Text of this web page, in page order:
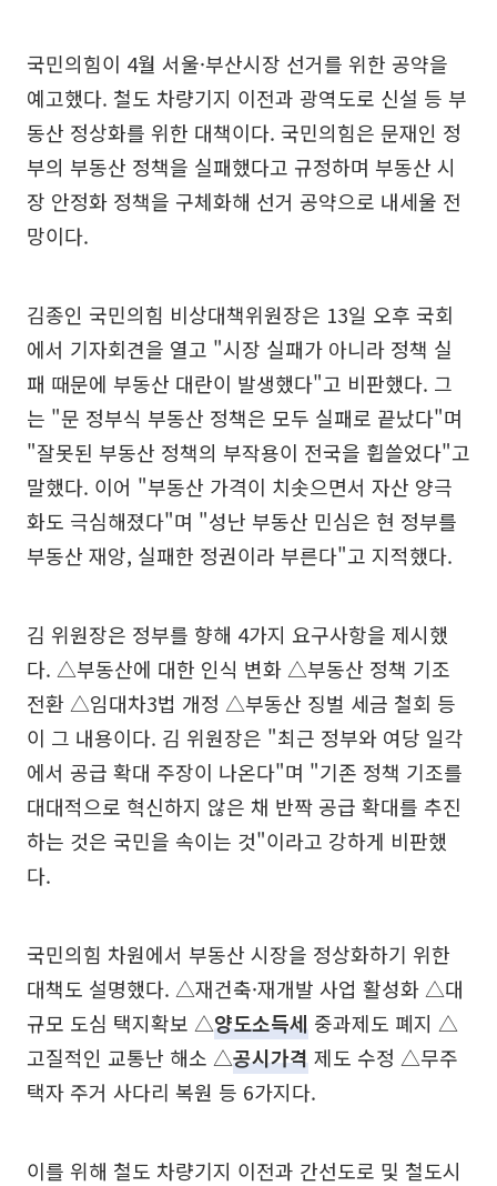
국민의힘이 4월 서울·부산시장 선거를 위한 공약을
예고했다. 철도 차량기지 이전과 광역도로 신설 등 부
동산 정상화를 위한 대책이다. 국민의힘은 문재인 정
부의 부동산 정책을 실패했다고 규정하며 부동산 시
장 안정화 정책을 구체화해 선거 공약으로 내세울 전
망이다.
김종인 국민의힘 비상대책위원장은 13일 오후 국회
에서 기자회견을 열고 "시장 실패가 아니라 정책 실
패 때문에 부동산 대란이 발생했다"고 비판했다. 그
는 "문 정부식 부동산 정책은 모두 실패로 끝났다"며
"잘못된 부동산 정책의 부작용이 전국을 휩쓸었다"고
말했다. 이어 "부동산 가격이 치솟으면서 자산 양극
화도 극심해졌다"며 "성난 부동산 민심은 현 정부를
부동산 재앙, 실패한 정권이라 부른다"고 지적했다.
김 위원장은 정부를 향해 4가지 요구사항을 제시했
다. △부동산에 대한 인식 변화 △부동산 정책 기조
전환 △임대차3법 개정 △부동산 징벌 세금 철회 등
이 그 내용이다. 김 위원장은 "최근 정부와 여당 일각
에서 공급 확대 주장이 나온다"며 "기존 정책 기조를
대대적으로 혁신하지 않은 채 반짝 공급 확대를 추진
하는 것은 국민을 속이는 것"이라고 강하게 비판했
다.
국민의힘 차원에서 부동산 시장을 정상화하기 위한
대책도 설명했다. △재건축·재개발 사업 활성화 △대
규모 도심 택지확보 △양도소득세 중과제도 폐지 △
고질적인 교통난 해소 △공시가격제도 수정 △무주
택자 주거 사다리 복원 등 6가지다.
이를 위해 철도 차량기지 이전과 간선도로 및 철도시